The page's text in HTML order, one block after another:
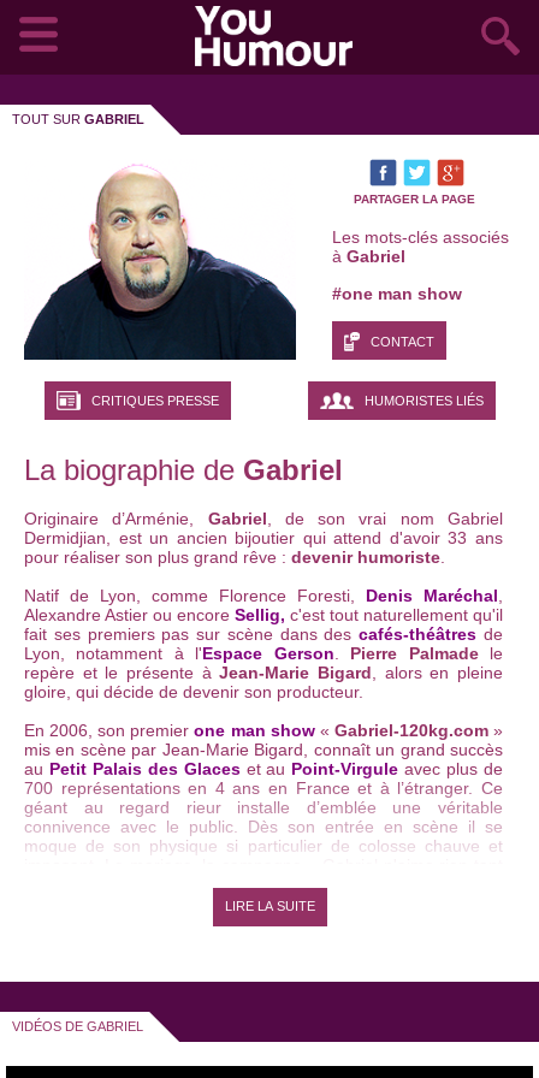
TOUT SUR GABRIEL
PARTAGER LA PAGE
Les mots-clés associés
à Gabriel
#one man show
CONTACT
CRITIQUES PRESSE HUMORISTES LIÉS
La biographie de Gabriel
Originaire d’Arménie, Gabriel , de son vrai nom Gabriel
Dermidjian, est un ancien bijoutier qui attend d'avoir 33 ans
pour réaliser son plus grand rêve : devenir humoriste
Natif de Lyon, comme Florence Foresti, Denis Maréchal
Alexandre Astier ou encore Sellig, c'est tout naturellement qu'il
fait ses premiers pas sur scène dans descafés-théâtresde
Lyon, notamment à l'Espace Gerson Pierre Palmadele
repère et le présente àJean-Marie Bigard , alors en pleine
gloire, qui décide de devenir son producteur.
En 2006, son premierone man show« Gabriel-120kg.com»
mis en scène par Jean-Marie Bigard, connaît un grand succès
au Petit Palais des Glaceset au Point-Virgule avec plus de
700 représentations en 4 ans en France et à l’étranger. Ce
géant au regard rieur installe d’emblée une véritable
connivence avec le public. Dès son entrée en scène il se
moque de son physique si particulier de colosse chauve et
que faire rire le public avec la vie quotidienne.
Gabriel a participé à de nombreusesémissions d’humour
"Drôle de scène" sur M6.Tendre, acide, décalé, Gabriel a été
d'humour:Festival National des humoristes de Tournon
le Prix de la Presse duFestival du Rire de Rochefort...
LIRE LA SUITE
VIDÉOS DE GABRIEL